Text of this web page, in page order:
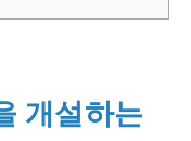
개설하는